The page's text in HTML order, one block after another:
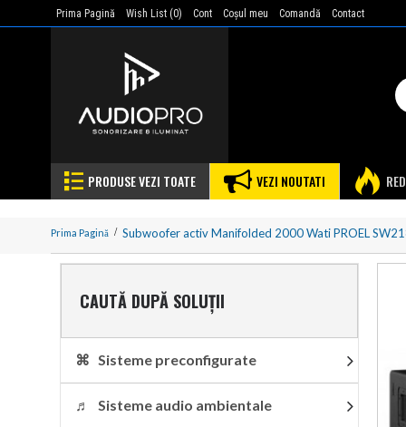
Prima Pagină Wish List (0) Cont Coşul meu Comandă Contact
PRODUSE VEZI TOATE VEZI NOUTATI
Prima Pagină Subwoofer activ Manifolded 2000 Wati PROEL
CAUTĂ DUPĂ SOLUȚII
⌘ Sisteme preconfigurate
♬ Sisteme audio ambientale